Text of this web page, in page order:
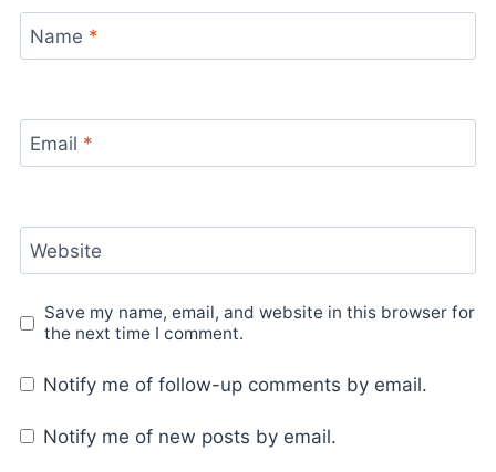
Name *
Email *
Website
Save my name, email, and website in this browser for
the next time I comment.
Notify me of follow-up comments by email.
Notify me of new posts by email.